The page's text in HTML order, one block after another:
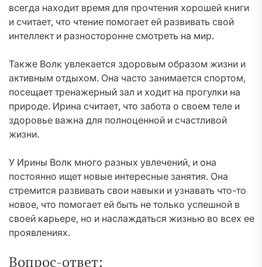
всегда находит время для прочтения хорошей книги
и считает, что чтение помогает ей развивать свой
интеллект и разносторонне смотреть на мир.
Также Волк увлекается здоровым образом жизни и
активным отдыхом. Она часто занимается спортом,
посещает тренажерный зал и ходит на прогулки на
природе. Ирина считает, что забота о своем теле и
здоровье важна для полноценной и счастливой
жизни.
У Ирины Волк много разных увлечений, и она
постоянно ищет новые интересные занятия. Она
стремится развивать свои навыки и узнавать что-то
новое, что помогает ей быть не только успешной в
своей карьере, но и наслаждаться жизнью во всех ее
проявлениях.
Вопрос-ответ: